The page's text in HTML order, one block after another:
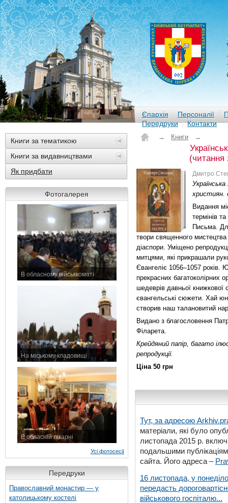
Єпархія Персоналії
Передруки
Контакти
Книги за тематикою
Книги за видавництвами
Як придбати
Фотогалерея
В обласному військкоматі
На міському кладовищі
В обласній лікарні
Усі фотосесії
Передруки
Православний монастир — у
католицькому костелі
→ Книги →
(читання
Дмитро
християн.
Видання
термінів
Письма.
твори священного мистецтва
діаспори. Уміщено
митцями, які прикрашали
Євангеліє 1056–1057 років.
прекрасних багатоколірних
шедеврів давньої
євангельські сюжети. Хай
створив наш талановитий
Видано з благословення
Філарета.
Крейдяний папір, багато
репродукції.
Ціна 50 грн
Тут, за адресою
матеріали, які було
листопада 2015 р.
подальшими
сайта. Його адреса –
16 листопада, у
передасть
військового госпіталю...